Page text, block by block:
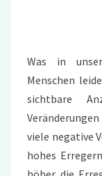
Was in
Menschen
sichtbare
viele negative
hohes